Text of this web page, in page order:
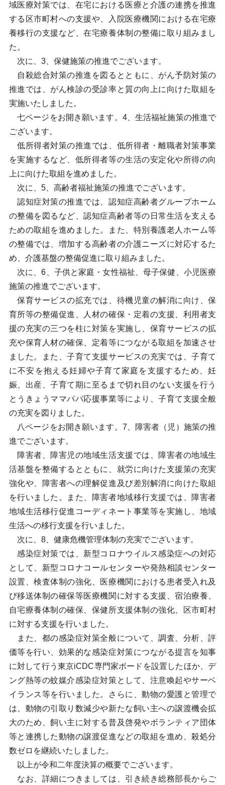
域医療対策では、在宅における医療と介護の連携を推進
する区市町村への支援や、入院医療機関における在宅療
養移行の支援など、在宅療養体制の整備に取り組みまし
た。
次に、3、保健施策の推進でございます。
自殺総合対策の推進を図るとともに、がん予防対策の
推進では、がん検診の受診率と質の向上に向けた取組を
実施いたしました。
七ページをお開き願います。4、生活福祉施策の推進で
ございます。
低所得者対策の推進では、低所得者・離職者対策事業
を実施するなど、低所得者等の生活の安定化や所得の向
上に向けた取組を進めました。
次に、5、高齢者福祉施策の推進でございます。
認知症対策の推進では、認知症高齢者グループホーム
の整備を図るなど、認知症高齢者等の日常生活を支える
ための取組を進めました。また、特別養護老人ホーム等
の整備では、増加する高齢者の介護ニーズに対応するた
め、介護基盤の整備促進に取り組みました。
次に、6、子供と家庭・女性福祉、母子保健、小児医療
施策の推進でございます。
保育サービスの拡充では、待機児童の解消に向け、保
育所等の整備促進、人材の確保・定着の支援、利用者支
援の充実の三つを柱に対策を実施し、保育サービスの拡
充や保育人材の確保、定着等につながる取組を加速させ
ました。また、子育て支援サービスの充実では、子育て
に不安を抱える妊婦や子育て家庭を支援するため、妊
娠、出産、子育て期に至るまで切れ目のない支援を行う
とうきょうママパパ応援事業等により、子育て支援全般
の充実を図りました。
八ページをお開き願います。7、障害者（児）施策の推
進でございます。
障害者、障害児の地域生活支援では、障害者の地域生
活基盤を整備するとともに、就労に向けた支援策の充実
強化や、障害者への理解促進及び差別解消に向けた取組
を行いました。また、障害者地域移行支援では、障害者
地域生活移行促進コーディネート事業等を実施し、地域
生活への移行支援を行いました。
次に、8、健康危機管理体制の充実でございます。
感染症対策では、新型コロナウイルス感染症への対応
として、新型コロナコールセンターや発熱相談センター
設置、検査体制の強化、医療機関における患者受入れ及
び移送体制の確保等医療機関に対する支援、宿泊療養、
自宅療養体制の確保、保健所支援体制の強化、区市町村
に対する支援を行いました。
また、都の感染症対策全般について、調査、分析、評
価等を行い、効果的な感染症対策につながる提言を知事
に対して行う東京iCDC専門家ボードを設置したほか、デ
ング熱等の蚊媒介感染症対策として、注意喚起やサーベ
イランス等を行いました。さらに、動物の愛護と管理で
は、動物の引取り数減少や新たな飼い主への譲渡機会拡
大のため、飼い主に対する普及啓発やボランティア団体
等と連携した動物の譲渡促進などの取組を進め、殺処分
数ゼロを継続いたしました。
以上が令和二年度決算の概要でございます。
なお、詳細につきましては、引き続き総務部長からご